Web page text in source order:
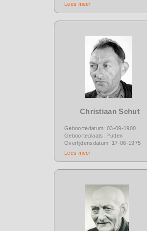
Lees meer
Christiaan Schut
Geboortedatum: 03-09-1900
Geboorteplaats: Putten
Overlijdensdatum: 17-06-1975
Lees meer